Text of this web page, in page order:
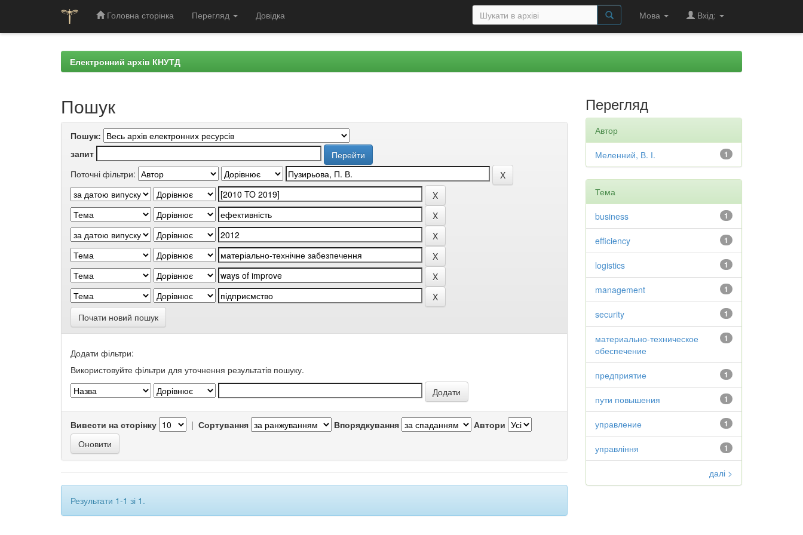
Головна сторінка Перегляд Довідка Мова Вхід:
Електронний архів КНУТД
Пошук
Пошук:
запит
Поточні фільтри:
Почати новий пошук
Додати фільтри:
Використовуйте фільтри для уточнення результатів пошуку.
Вивести на сторінку | Сортування Впорядкування Автори
Результати 1-1 зі 1.
Перегляд
Автор
1
Меленний, В. І.
Тема
1
business
1
efficiency
1
logistics
1
management
1
security
1
материально-техническое
обеспечение
1
предприятие
1
пути повышения
1
управление
1
управління
далі >